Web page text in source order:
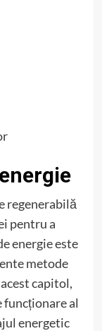
regenerabilă
pentru a
energie este
metode
capitol,
al
energetic